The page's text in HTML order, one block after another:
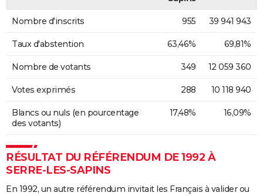
Nombre d'inscrits 955 39 941 943
Taux d'abstention 63,46% 69,81%
Nombre de votants 349 12 059 360
Votes exprimés 288 10 118 940
Blancs ou nuls (en pourcentage
des votants)
17,48% 16,09%
RÉSULTAT DU RÉFÉRENDUM DE 1992 À
SERRE-LES-SAPINS
En 1992, un autre référendum invitait les Français à valider ou